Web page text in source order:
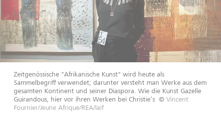
Zeitgenössische "Afrikanische Kunst" wird heute als
Sammelbegriff verwendet; darunter versteht man Werke aus dem
gesamten Kontinent und seiner Diaspora. Wie die Kunst Gazelle
Guirandous, hier vor ihren Werken bei Christie’s © Vincent
Fournier/Jeune Afrique/REA/laif